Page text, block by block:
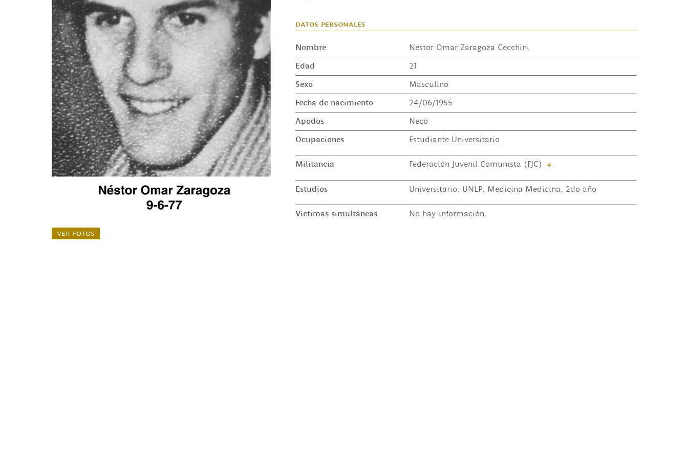
ver fotos
datos personales
Nombre
Nestor Omar Zaragoza Cecchini
Edad
21
Sexo
Masculino
Fecha de nacimiento
24/06/1955
Apodos
Neco
Ocupaciones
Estudiante Universitario
Militancia Federación Juvenil Comunista (FJC) +
Estudios Universitario: UNLP, Medicina Medicina, 2do año
Víctimas simultáneas No hay información.